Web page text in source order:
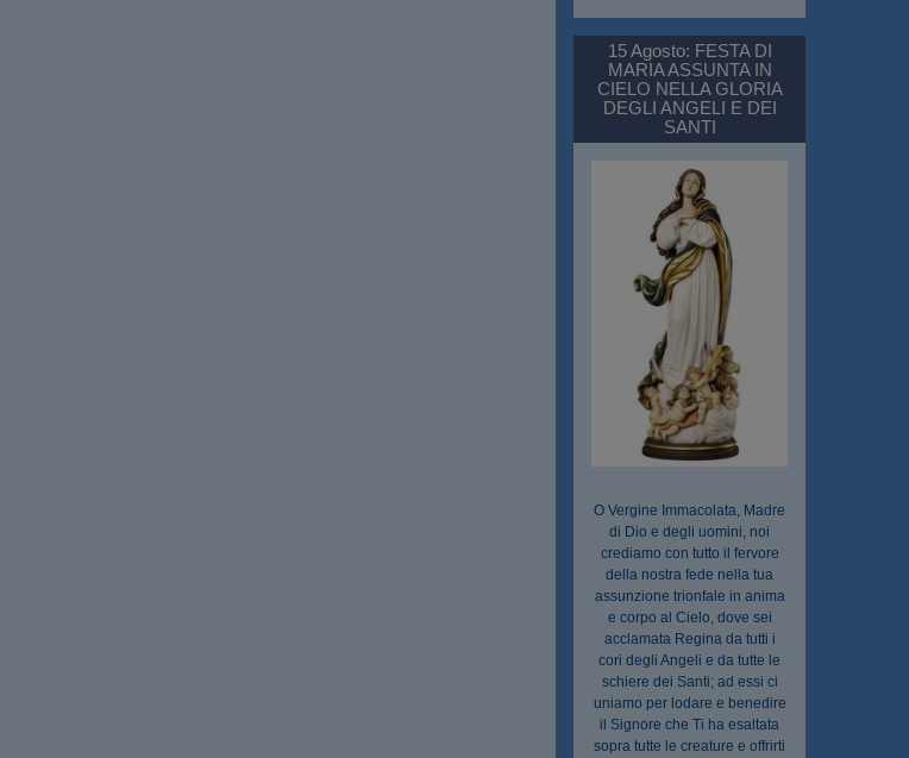
15 Agosto: FESTA DI
MARIA ASSUNTA IN
CIELO NELLA GLORIA
DEGLI ANGELI E DEI
SANTI
O Vergine Immacolata, Madre
di Dio e degli uomini, noi
crediamo con tutto il fervore
della nostra fede nella tua
assunzione trionfale in anima
e corpo al Cielo, dove sei
acclamata Regina da tutti i
cori degli Angeli e da tutte le
schiere dei Santi; ad essi ci
uniamo per lodare e benedire
il Signore che Ti ha esaltata
sopra tutte le creature e offrirti